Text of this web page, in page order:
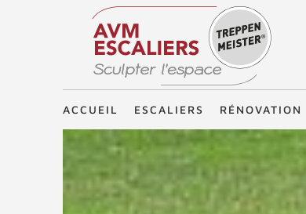
Treppenmeister - Sculpter l'espace
ACCUEIL ESCALIERS RÉNOVATION